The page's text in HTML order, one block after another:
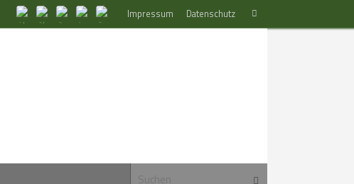
Impressum Datenschutz
nach:
Suchen
Suchen